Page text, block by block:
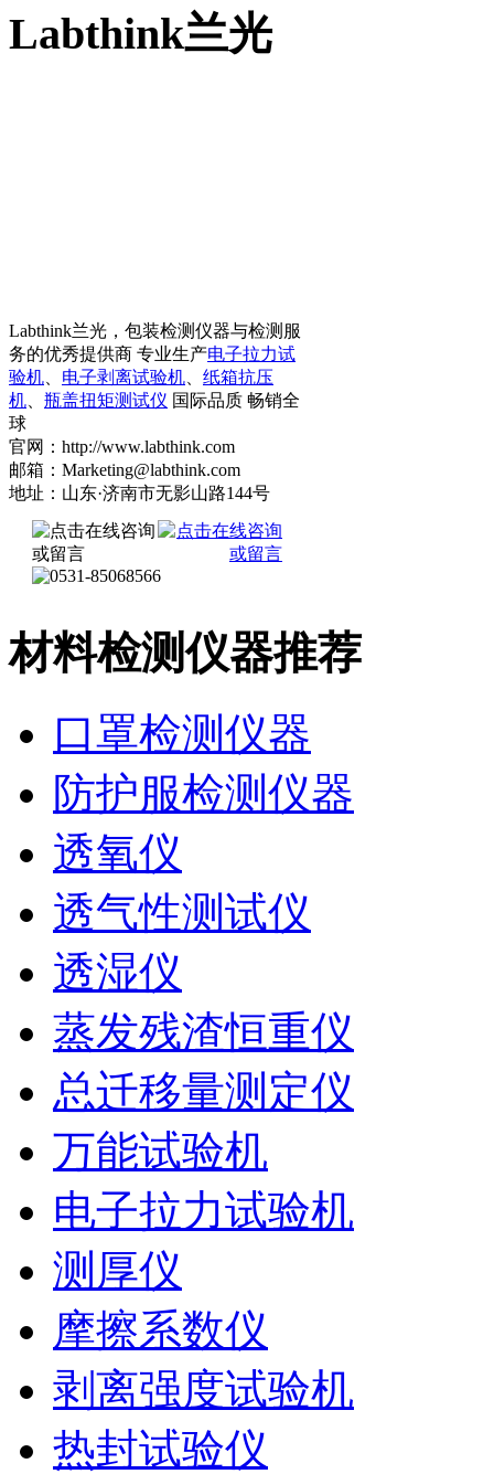
Labthink兰光
Labthink兰光，包装检测仪器与检测服
务的优秀提供商 专业生产电子拉力试
验机
电子剥离试验机
纸箱抗压
机
瓶盖扭矩测试仪 国际品质 畅销全
球
官网：http://www.labthink.com
邮箱：Marketing@labthink.com
地址：山东·济南市无影山路144号
材料检测仪器推荐
口罩检测仪器
防护服检测仪器
透氧仪
透气性测试仪
透湿仪
蒸发残渣恒重仪
总迁移量测定仪
万能试验机
电子拉力试验机
测厚仪
摩擦系数仪
剥离强度试验机
热封试验仪